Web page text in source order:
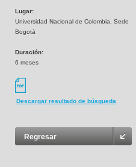
Lugar:
Universidad Nacional de Colombia, Sede
Bogotá
Duración:
6 meses
Descargar resultado de búsqueda
Regresar